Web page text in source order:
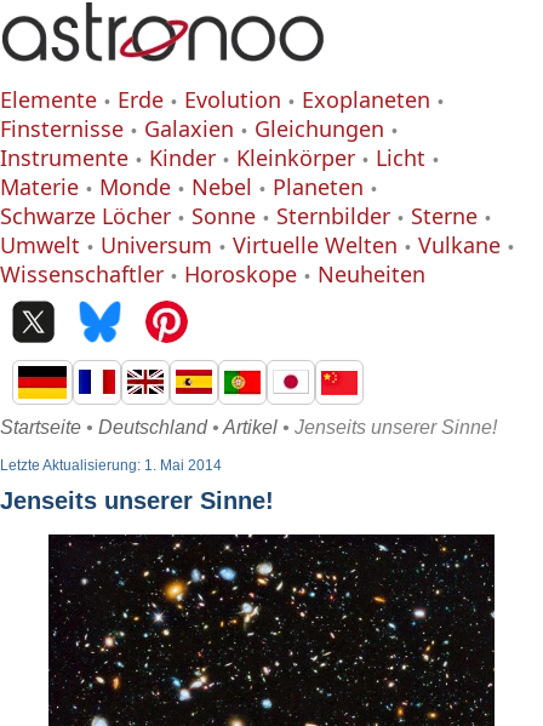
Elemente Erde Evolution
Exoplaneten
Finsternisse
Galaxien
Gleichungen
Instrumente
Kinder Kleinkörper
Licht
Materie
Monde Nebel
Planeten
Schwarze Löcher
Sonne Sternbilder
Sterne
Umwelt
Universum Virtuelle Welten
Vulkane
Wissenschaftler
Horoskope Neuheiten
Startseite • Deutschland• Artikel • Jenseits unserer Sinne!
Letzte Aktualisierung: 1. Mai 2014
Jenseits unserer Sinne!